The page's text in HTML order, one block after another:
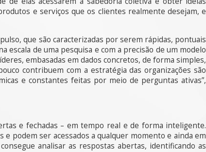
e serviços que os clientes realmente desejam, e
que são caracterizadas por serem rápidas, pontuais
escala de uma pesquisa e com a precisão de um modelo
embasadas em dados concretos, de forma simples,
contribuem com a estratégia das organizações são
e constantes feitas por meio de perguntas ativas”,
e fechadas – em tempo real e de forma inteligente.
podem ser acessados a qualquer momento e ainda em
analisar as respostas abertas, identificando as